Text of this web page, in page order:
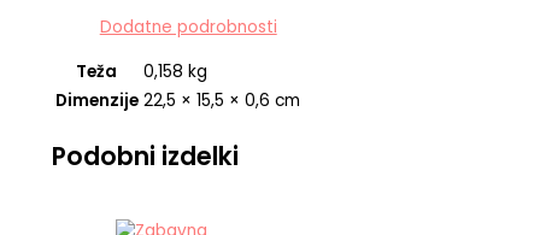
Dodatne podrobnosti
Teža
0,158 kg
Dimenzije 22,5 × 15,5 × 0,6 cm
Podobni izdelki